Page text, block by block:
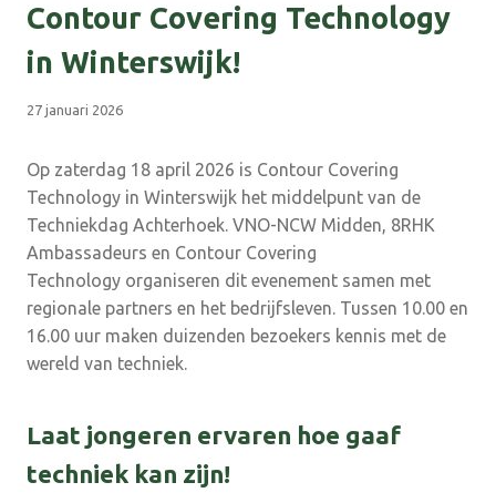
Contour Covering Technology
in Winterswijk!
27 januari 2026
Op zaterdag 18 april 2026 is Contour Covering
Technology in Winterswijk het middelpunt van de
Techniekdag Achterhoek. VNO-NCW Midden, 8RHK
Ambassadeurs en Contour Covering
Technology organiseren dit evenement samen met
regionale partners en het bedrijfsleven. Tussen 10.00 en
16.00 uur maken duizenden bezoekers kennis met de
wereld van techniek.
Laat jongeren ervaren hoe gaaf
techniek kan zijn!